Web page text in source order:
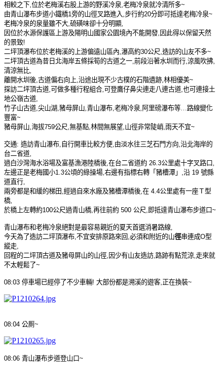
相較之下 位於老梅溪右股上游的野溪冷泉 老梅冷泉就冷清所多~
由青山瀑布步道小鐵橋1 旁的山徑叉路進入 步行約20分即可抵達老梅冷泉~
老梅冷泉的泉量雖不大 硫磺味卻十分明顯
因位於水源保護區上游及陽明山國家公園境內不能開發 因此得以保留天然
的景致!
二坪頂瀑布位於老梅溪的上游偏遠山區內 瀑高約30公尺 造訪的山友不多~
二坪頂古道為昔日北海岸五條採筍的古道之一 前段沿著水圳而行 涼風吹拂
清涼無比
離開水圳後 古道偏右向上 沿途出現不少古樸的石階遺跡 林相優美~
探訪二坪頂古道 可做多種行程組合 可登鷹仔鼻尖連走八連古道 也可連接土
地公嶺古道
竹子山古道 尖山湖 豬母屏山 青山瀑布 老梅冷泉 阿里磅瀑布等…路線變化
豐富~
豬母屏山 海拔759公尺 無基點 林間無展望 山徑非常陡峭 雨天不宜~
交通: 造訪青山瀑布 自行開車比較方便 由淡水往三芝石門方向 沿北海岸的
台二省道
過白沙灣海水浴場及富基漁港陸橋後 在台二省道約 26.3公里處十字叉路口
左邊正是老梅國小1.3公頃的綠操場 右邊有指標右轉「豬槽潭」 沿 19 號縣
道直行
兩旁都是和緩的梯田 經過自來水廠及豬槽潭橋後 在 4.4公里處有一座Ｔ型
橋
於橋上左轉約100公尺過青山橋 再往前約 500 公尺 即抵達青山瀑布步道口~
青山瀑布和老梅冷泉絕對是最容易親近的夏天首選消暑路線
今天為了造訪二坪頂瀑布 不宜安排原路來回 必須和附近的山徑串連成O型
縱走
回程的二坪頂古道及豬母屏山的山徑 因少有山友造訪 路跡有點荒涼 走來就
不太輕鬆了~
08:03 停車場已經停了不少車輛! 大部份都是溯溪的遊客 正在換裝~
08:04 公厠~
08:06 青山瀑布步道登山口~